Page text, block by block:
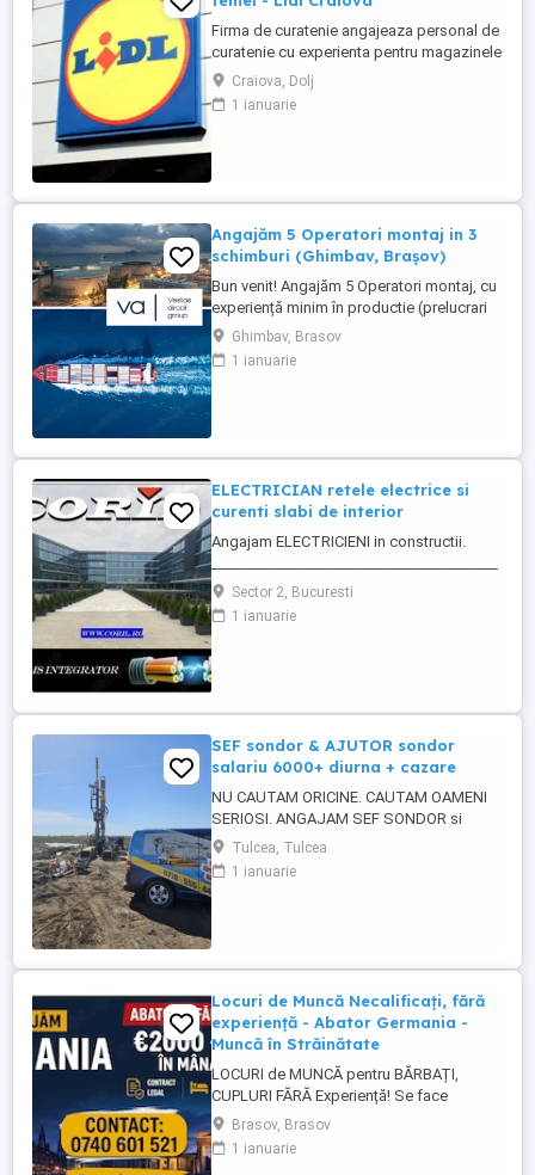
Firma de curatenie angajeaza personal de
curatenie cu experienta pentru magazinele
Lidl din Craiova. Program o zi cu o zi.
Personalul de curatenie va asigura:
curatarea aparatelor de reciclat sticle si
Craiova, Dolj
1 ianuarie
Angajăm 5 Operatori montaj in 3
schimburi (Ghimbav, Brașov)
Bun venit! Angajăm 5 Operatori montaj, cu
experiență minim în productie (prelucrari
prin aschiere). Căutăm persoane serioase,
dornice să învețe și să muncească, se va
oferi instruire la locul de muncă. Program:
Ghimbav, Brasov
1 ianuarie
ELECTRICIAN retele electrice si
curenti slabi de interior
Angajam ELECTRICIENI in constructii.
Daca sti ca ai calificare si experienta in
executia si punerea in functiune de
instalatii electrice de joasa tensiune; Ai
Sector 2, Bucuresti
1 ianuarie
SEF sondor & AJUTOR sondor
salariu 6000+ diurna + cazare
NU CAUTAM ORICINE. CAUTAM OAMENI
SERIOSI. ANGAJAM SEF SONDOR si
AJUTOR SONDOR FORAJE PUTURI APA
Vrei salariu bun, cazare asigurata,
program clar si stabilitate pe termen lung?
organizat, ...
Tulcea, Tulcea
1 ianuarie
Locuri de Muncă Necalificați, fără
experiență - Abator Germania -
Muncă în Străinătate
LOCURI de MUNCĂ pentru BĂRBAȚI,
CUPLURI FĂRĂ Experiență! Se face
INSTRUIRE la Locul de Muncă! BENEFICII: -
Contract de Muncă German - Cazare
Asigurată (doar 2 persoane pe cameră) -
Brasov, Brasov
1 ianuarie